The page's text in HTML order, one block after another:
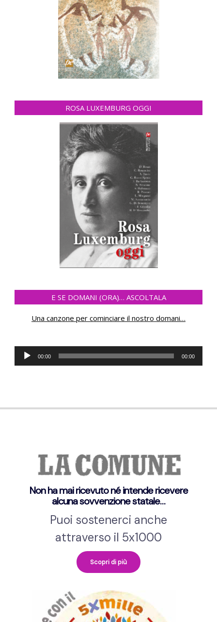
ROSA LUXEMBURG OGGI
E SE DOMANI (ORA)… ASCOLTALA
Una canzone per cominciare il nostro domani…
Audio
Player
00:00 00:00
Non ha mai ricevuto né intende ricevere
alcuna sovvenzione statale…
Puoi sostenerci anche
attraverso il 5x1000
Scopri di più